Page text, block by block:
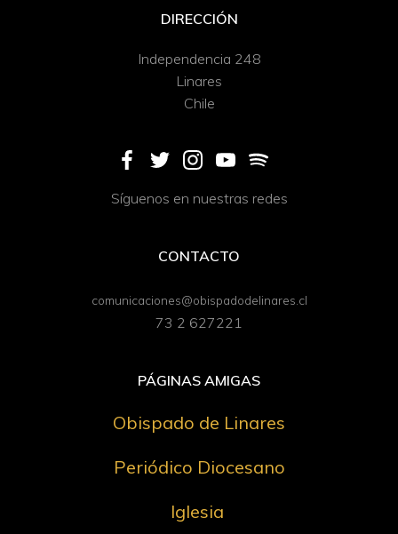
DIRECCIÓN
Independencia 248
Linares
Chile
Síguenos en nuestras redes
CONTACTO
comunicaciones@obispadodelinares.cl
73 2 627221
PÁGINAS AMIGAS
Obispado de Linares
Periódico Diocesano
Iglesia